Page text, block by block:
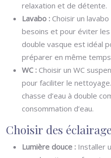
relaxation et de détente.
Lavabo : Choisir un
besoins et pour éviter
double vasque est idéal
préparer en même
WC : Choisir un WC
pour faciliter le
chasse d’eau à double
consommation d’eau.
Choisir des
Lumière douce : Installer